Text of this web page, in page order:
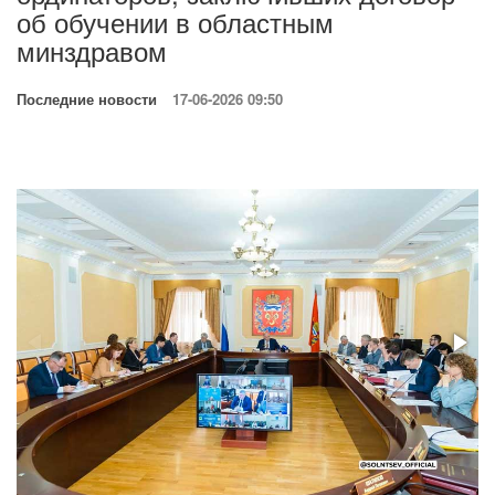
об обучении в областным
минздравом
Последние новости 17-06-2026 09:50